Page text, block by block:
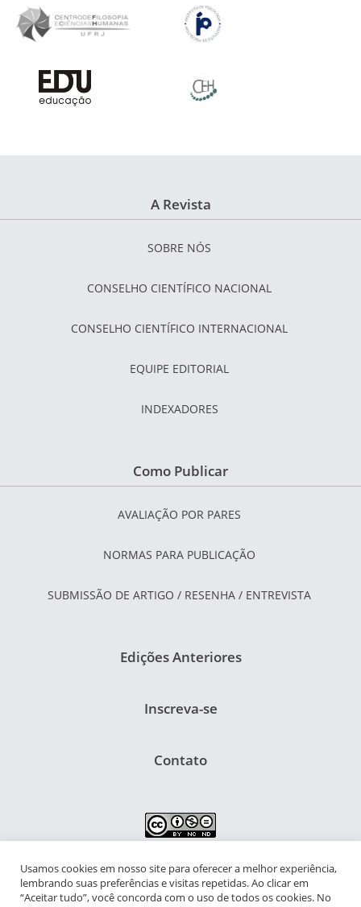
A Revista
SOBRE NÓS
CONSELHO CIENTÍFICO NACIONAL
CONSELHO CIENTÍFICO INTERNACIONAL
EQUIPE EDITORIAL
INDEXADORES
Como Publicar
AVALIAÇÃO POR PARES
NORMAS PARA PUBLICAÇÃO
SUBMISSÃO DE ARTIGO / RESENHA / ENTREVISTA
Edições Anteriores
Inscreva-se
Contato
NIPIAC – Núcleo Interdisciplinar de Pesquisa para a Infância e
Adolescência Contemporâneas
Usamos cookies em nosso site para oferecer a melhor experiência,
lembrando suas preferências e visitas repetidas. Ao clicar em
“Aceitar tudo”, você concorda com o uso de todos os cookies. No